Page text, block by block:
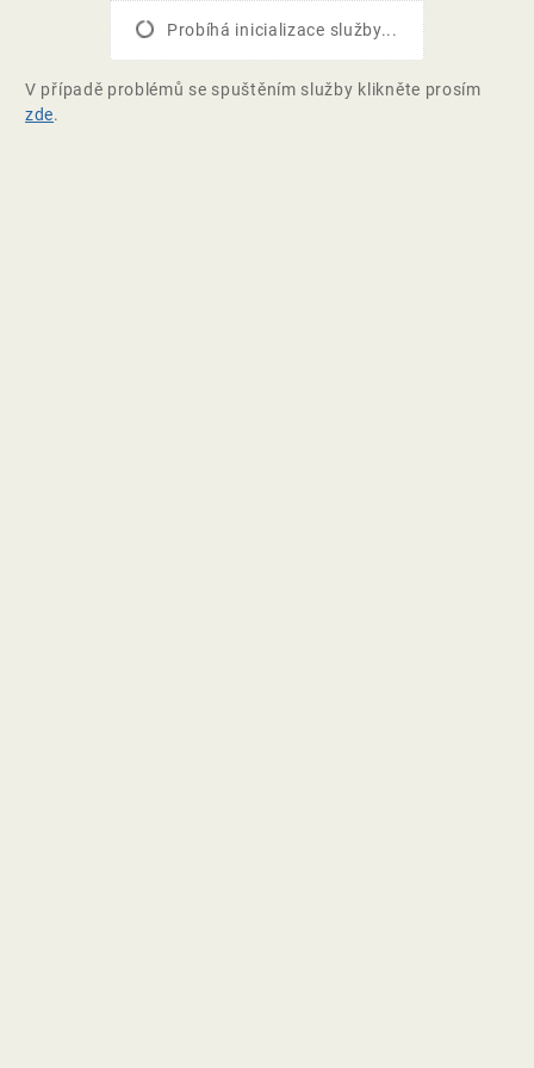
Probíhá inicializace služby...
V případě problémů se spuštěním služby klikněte prosím
zde.